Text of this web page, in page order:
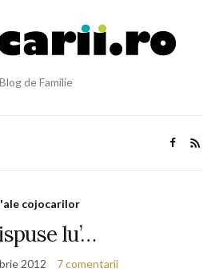
Blog de Familie
cojocarilor
lu’…
2012 7 comentarii